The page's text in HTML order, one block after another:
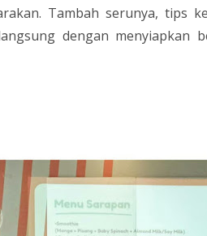
Tambah serunya, tips
dengan menyiapkan